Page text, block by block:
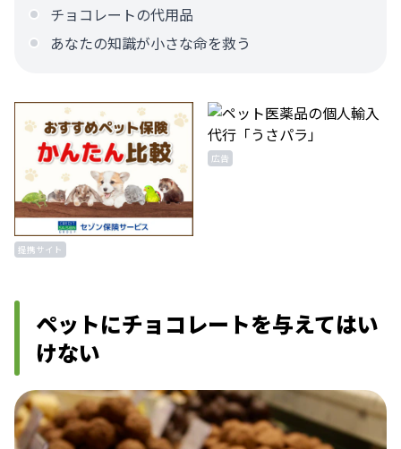
チョコレートの代用品
あなたの知識が小さな命を救う
提携サイト
広告
ペットにチョコレートを与えてはい
けない